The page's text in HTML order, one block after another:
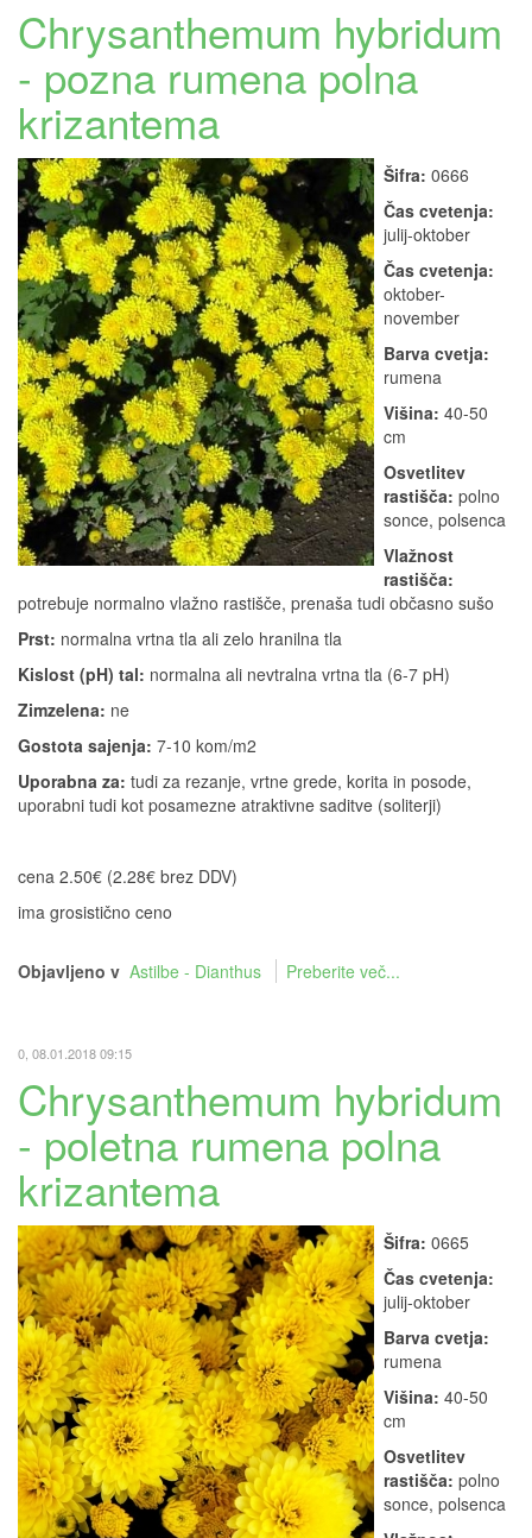
Chrysanthemum hybridum
- pozna rumena polna
krizantema
Šifra: 0666
Čas cvetenja:
julij-oktober
Čas cvetenja:
oktober-
november
Barva cvetja:
rumena
Višina: 40-50
cm
Osvetlitev
rastišča: polno
sonce, polsenca
Vlažnost
rastišča:
potrebuje normalno vlažno rastišče, prenaša tudi občasno sušo
Prst: normalna vrtna tla ali zelo hranilna tla
Kislost (pH) tal: normalna ali nevtralna vrtna tla (6-7 pH)
Zimzelena: ne
Gostota sajenja: 7-10 kom/m2
Uporabna za: tudi za rezanje, vrtne grede, korita in posode,
uporabni tudi kot posamezne atraktivne saditve (soliterji)
cena 2.50€ (2.28€ brez DDV)
ima grosistično ceno
Objavljeno v Astilbe - Dianthus Preberite več...
0, 08.01.2018 09:15
Chrysanthemum hybridum
- poletna rumena polna
krizantema
Šifra: 0665
Čas cvetenja:
julij-oktober
Barva cvetja:
rumena
Višina: 40-50
cm
Osvetlitev
rastišča: polno
sonce, polsenca